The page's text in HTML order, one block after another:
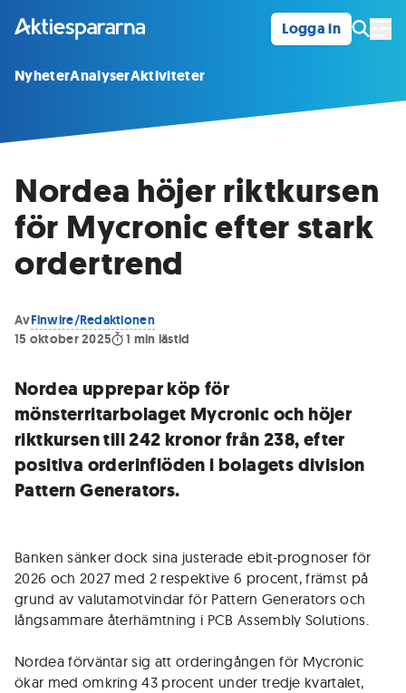
Logga in
NyheterAnalyserAktiviteter
Nordea höjer riktkursen
för Mycronic efter stark
ordertrend
AvFinwire/Redaktionen
15 oktober 2025
1 min lästid
Nordea upprepar köp för
mönsterritarbolaget Mycronic och höjer
riktkursen till 242 kronor från 238, efter
positiva orderinflöden i bolagets division
Pattern Generators.
Banken sänker dock sina justerade ebit-prognoser för
2026 och 2027 med 2 respektive 6 procent, främst på
grund av valutamotvindar för Pattern Generators och
långsammare återhämtning i PCB Assembly Solutions.
Nordea förväntar sig att orderingången för Mycronic
ökar med omkring 43 procent under tredje kvartalet,